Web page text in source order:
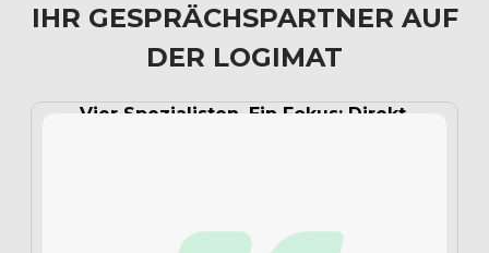
IHR GESPRÄCHSPARTNER AUF
DER LOGIMAT
Vier Spezialisten. Ein Fokus: Direkt.